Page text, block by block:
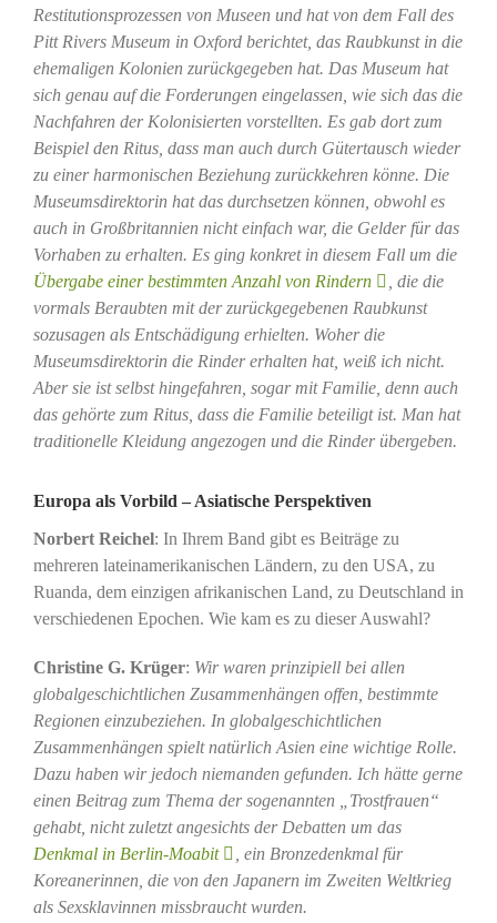
Restitutionsprozessen von Museen und hat von dem Fall des
Pitt Rivers Museum in Oxford berichtet, das Raubkunst in die
ehemaligen Kolonien zurückgegeben hat. Das Museum hat
sich genau auf die Forderungen eingelassen, wie sich das die
Nachfahren der Kolonisierten vorstellten. Es gab dort zum
Beispiel den Ritus, dass man auch durch Gütertausch wieder
zu einer harmonischen Beziehung zurückkehren könne. Die
Museumsdirektorin hat das durchsetzen können, obwohl es
auch in Großbritannien nicht einfach war, die Gelder für das
Vorhaben zu erhalten. Es ging konkret in diesem Fall um die
Übergabe einer bestimmten Anzahl von Rindern
, die die
vormals Beraubten mit der zurückgegebenen Raubkunst
sozusagen als Entschädigung erhielten. Woher die
Museumsdirektorin die Rinder erhalten hat, weiß ich nicht.
Aber sie ist selbst hingefahren, sogar mit Familie, denn auch
das gehörte zum Ritus, dass die Familie beteiligt ist. Man hat
traditionelle Kleidung angezogen und die Rinder übergeben.
Europa als Vorbild – Asiatische Perspektiven
Norbert Reichel: In Ihrem Band gibt es Beiträge zu
mehreren lateinamerikanischen Ländern, zu den USA, zu
Ruanda, dem einzigen afrikanischen Land, zu Deutschland in
verschiedenen Epochen. Wie kam es zu dieser Auswahl?
Christine G. Krüger: Wir waren prinzipiell bei allen
globalgeschichtlichen Zusammenhängen offen, bestimmte
Regionen einzubeziehen. In globalgeschichtlichen
Zusammenhängen spielt natürlich Asien eine wichtige Rolle.
Dazu haben wir jedoch niemanden gefunden. Ich hätte gerne
einen Beitrag zum Thema der sogenannten „Trostfrauen“
gehabt, nicht zuletzt angesichts der Debatten um das
Denkmal in Berlin-Moabit
ein Bronzedenkmal für
Koreanerinnen, die von den Japanern im Zweiten Weltkrieg
als Sexsklavinnen missbraucht wurden.